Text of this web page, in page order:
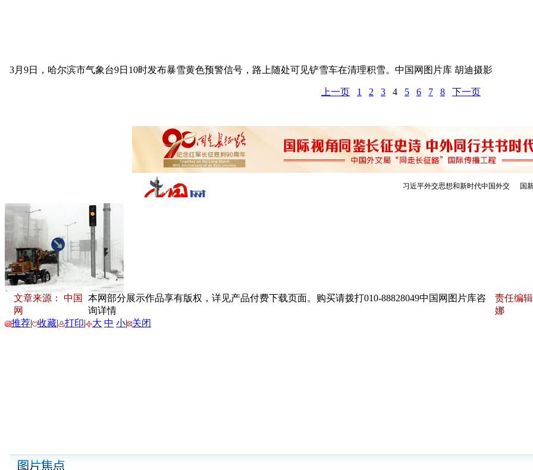
3月9日，哈尔滨市气象台9日10时发布暴雪黄色预警信号， 路上随处可见铲雪车在清理积雪。中国网图片库 胡迪摄影
上一页 1 2 3 4 5 6 7 8 下一页
文章来源： 中国
网
本网部分展示作品享有版权，详见产品付费下载页面。购买请拨打010-88828049中国网图片库咨
询详情
责任编
娜
推荐| 收藏| 打印| 大 中 小| 关闭